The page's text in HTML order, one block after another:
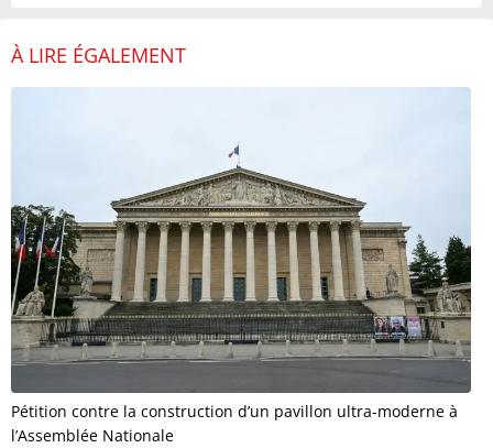
À LIRE ÉGALEMENT
Pétition contre la construction d’un pavillon ultra-moderne à
l’Assemblée Nationale